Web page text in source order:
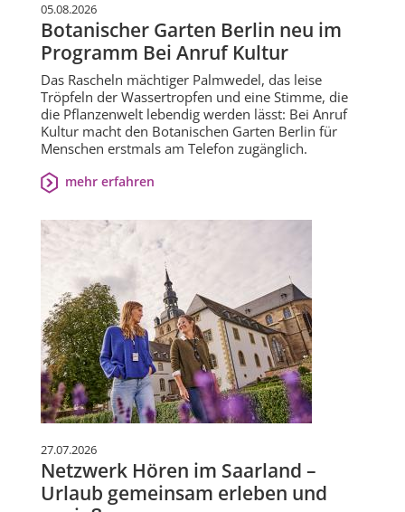
05.08.2026
Botanischer Garten Berlin neu im
Programm Bei Anruf Kultur
Das Rascheln mächtiger Palmwedel, das leise
Tröpfeln der Wassertropfen und eine Stimme, die
die Pflanzenwelt lebendig werden lässt: Bei Anruf
Kultur macht den Botanischen Garten Berlin für
Menschen erstmals am Telefon zugänglich.
mehr erfahren
27.07.2026
Netzwerk Hören im Saarland –
Urlaub gemeinsam erleben und